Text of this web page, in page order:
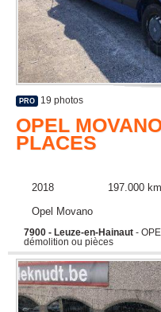
PRO 19 photos
OPEL
PLACES
2018 197.000 km
Opel Movano
7900 - Leuze-en-Hainaut -
démolition ou pièces